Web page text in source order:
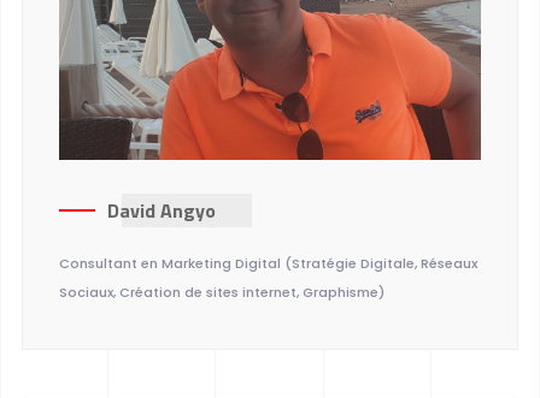
David Angyo
Consultant en Marketing Digital (Stratégie Digitale, Réseaux
Sociaux, Création de sites internet, Graphisme)